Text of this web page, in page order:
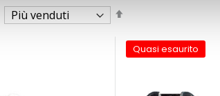
decrescente
Quasi esaurito